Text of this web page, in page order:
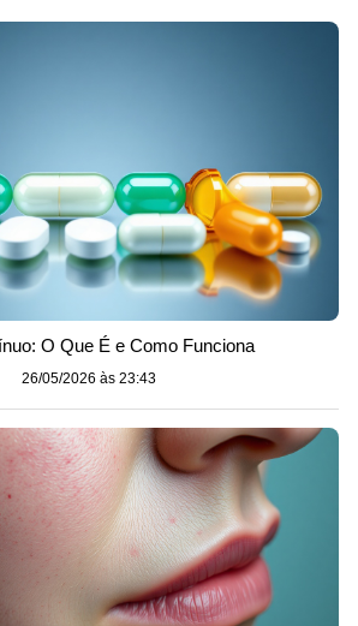
O Que É e Como Funciona
26/05/2026 às 23:43